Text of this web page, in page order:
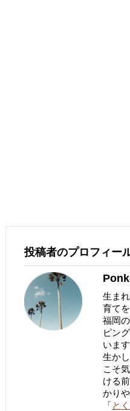
投稿者のプロフィー
生ま
育て
福岡
ピン
いま
生か
こそ
ける
かり
「と